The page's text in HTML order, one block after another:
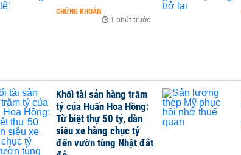
CHỨNG KHOÁN -
1 phút trước
Khối tài sản hàng trăm
tỷ của Huấn Hoa Hồng:
Từ biệt thự 50 tỷ, dàn
siêu xe hàng chục tỷ
đến vườn tùng Nhật đắt